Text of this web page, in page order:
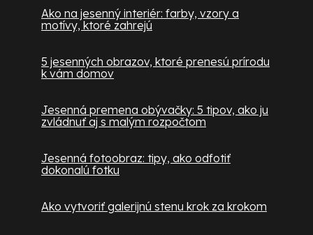
Ako na jesenný interiér: farby, vzory a
motívy, ktoré zahrejú
5 jesenných obrazov, ktoré prenesú prírodu
k vám domov
Jesenná premena obývačky: 5 tipov, ako ju
zvládnuť aj s malým rozpočtom
Jesenná fotoobraz: tipy, ako odfotiť
dokonalú fotku
Ako vytvoriť galerijnú stenu krok za krokom